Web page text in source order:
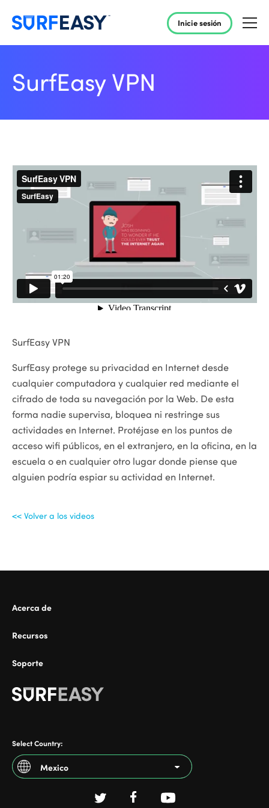
Inicie sesión
SurfEasy VPN
SurfEasy VPN
SurfEasy protege su privacidad en Internet desde
cualquier computadora y cualquier red mediante el
cifrado de toda su navegación por la Web. De esta
forma nadie supervisa, bloquea ni restringe sus
actividades en Internet. Protéjase en los puntos de
acceso wifi públicos, en el extranjero, en la oficina, en la
escuela o en cualquier otro lugar donde piense que
alguien podría espiar su actividad en Internet.
<< Volver a los videos
Acerca de
Recursos
Soporte
Select Country:
Mexico